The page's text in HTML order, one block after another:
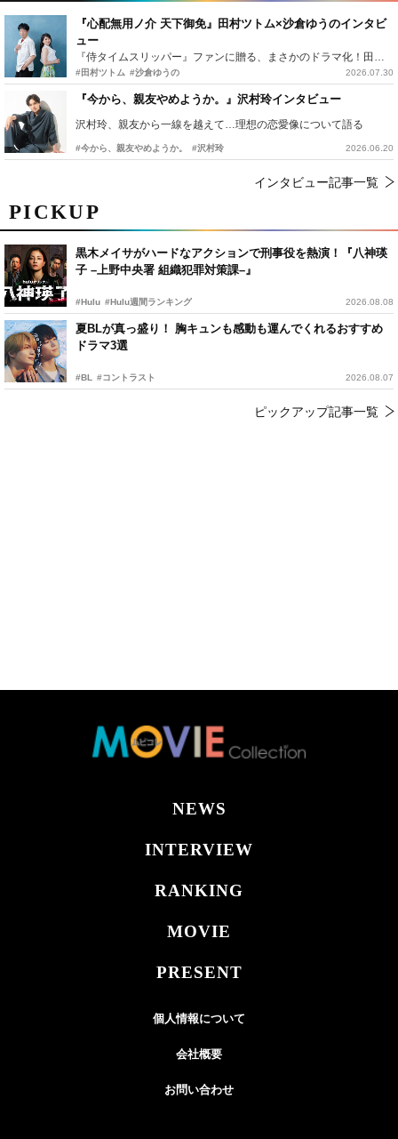
PICKUP
黒木メイサがハードなアクションで刑事役を熱演！『八神瑛
子 –上野中央署 組織犯罪対策課–』
#Hulu #Hulu週間ランキング 2026.08.08
夏BLが真っ盛り！ 胸キュンも感動も運んでくれるおすすめ
ドラマ3選
#BL #コントラスト 2026.08.07
ピックアップ記事一覧
『心配無用ノ介 天下御免』田村ツトム×沙倉ゆうのインタビ
ュー
『侍タイムスリッパー』ファンに贈る、まさかのドラマ化！田村ツトム×沙倉ゆうのが語る『心配無用ノ介』撮影秘話
#田村ツトム #沙倉ゆうの 2026.07.30
『今から、親友やめようか。』沢村玲インタビュー
沢村玲、親友から一線を越えて…理想の恋愛像について語る
#今から、親友やめようか。 #沢村玲 2026.06.20
インタビュー記事一覧
NEWS
INTERVIEW
RANKING
MOVIE
PRESENT
個人情報について
会社概要
お問い合わせ